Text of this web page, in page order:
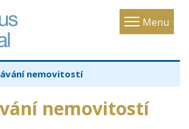
Menu
Toggle
nemovitostí
nemovitostí